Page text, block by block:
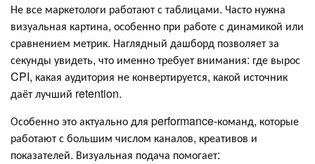
Не все маркетологи работают с таблицами. Часто нужна
визуальная картина, особенно при работе с динамикой или
сравнением метрик. Наглядный дашборд позволяет за
секунды увидеть, что именно требует внимания: где вырос
CPI, какая аудитория не конвертируется, какой источник
даёт лучший retention.
Особенно это актуально для performance-команд, которые
работают с большим числом каналов, креативов и
показателей. Визуальная подача помогает: